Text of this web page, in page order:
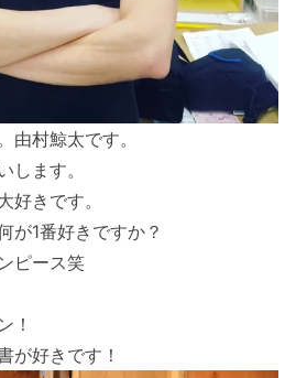
由村鯨太です。
します。
好きです。
が1番好きですか？
ピース笑
！
が好きです！